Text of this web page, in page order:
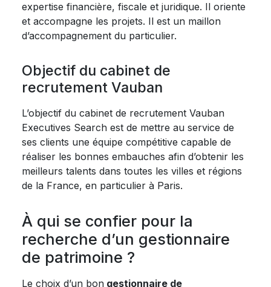
expertise financière, fiscale et juridique. Il oriente
et accompagne les projets. Il est un maillon
d’accompagnement du particulier.
Objectif du cabinet de
recrutement Vauban
L’objectif du cabinet de recrutement Vauban
Executives Search est de mettre au service de
ses clients une équipe compétitive capable de
réaliser les bonnes embauches afin d’obtenir les
meilleurs talents dans toutes les villes et régions
de la France, en particulier à Paris.
À qui se confier pour la
recherche d’un gestionnaire
de patrimoine ?
Le choix d’un bon gestionnaire de